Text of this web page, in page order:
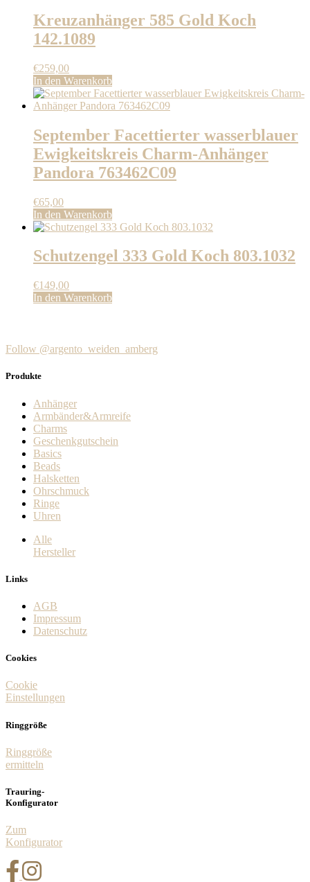
Kreuzanhänger 585 Gold Koch
142.1089
€259,00
In den Warenkorb
September Facettierter wasserblauer
Ewigkeitskreis Charm-Anhänger
Pandora 763462C09
€65,00
In den Warenkorb
Schutzengel 333 Gold Koch 803.1032
€149,00
In den Warenkorb
Follow @argento_weiden_amberg
Produkte
Anhänger
Armbänder&Armreife
Charms
Geschenkgutschein
Basics
Beads
Halsketten
Ohrschmuck
Ringe
Uhren
Alle
Hersteller
Links
AGB
Impressum
Datenschutz
Cookies
Cookie
Einstellungen
Ringgröße
Ringgröße
ermitteln
Trauring-
Konfigurator
Zum
Konfigurator